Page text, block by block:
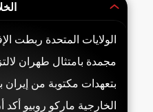
الولايات المتحدة ربطت
مجمدة بامتثال طهران
بتعهدات مكتوبة من إيران
الخارجية ماركو روبيو